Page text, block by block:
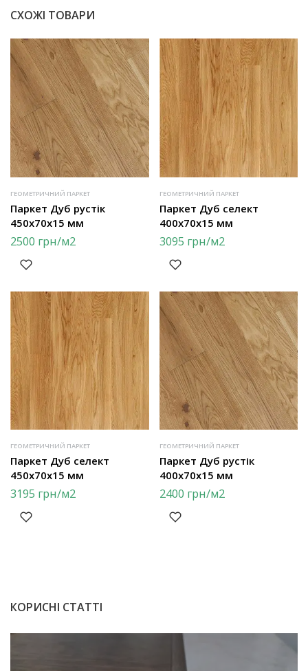
СХОЖІ ТОВАРИ
ГЕОМЕТРИЧНИЙ ПАРКЕТ
Паркет Дуб рустік
450х70х15 мм
2500 грн/м2
ГЕОМЕТРИЧНИЙ ПАРКЕТ
Паркет Дуб селект
400х70х15 мм
3095 грн/м2
ГЕОМЕТРИЧНИЙ ПАРКЕТ
Паркет Дуб селект
450х70х15 мм
3195 грн/м2
ГЕОМЕТРИЧНИЙ ПАРКЕТ
Паркет Дуб рустік
400х70х15 мм
2400 грн/м2
КОРИСНІ СТАТТІ